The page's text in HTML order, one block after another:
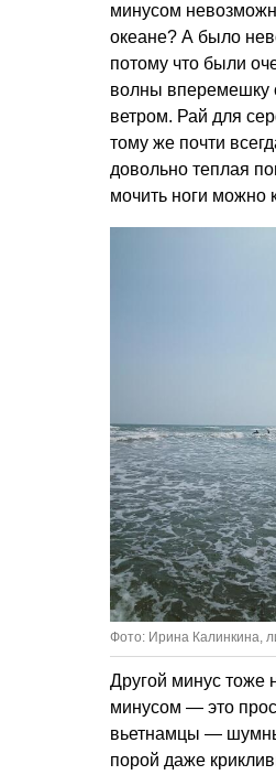
минусом
океане? А было
потому что были
волны вперемешку
ветром. Рай для
тому же почти
довольно теплая
мочить ноги можно
Фото: Ирина Калинкина,
Другой минус тоже
минусом — это
вьетнамцы —
порой даже